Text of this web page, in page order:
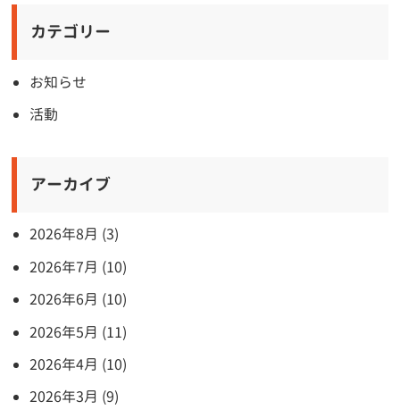
カテゴリー
お知らせ
活動
アーカイブ
2026年8月 (3)
2026年7月 (10)
2026年6月 (10)
2026年5月 (11)
2026年4月 (10)
2026年3月 (9)